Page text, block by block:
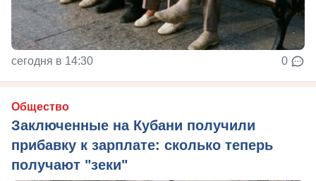
сегодня в 14:30 0
Общество
Заключенные на Кубани получили
прибавку к зарплате: сколько теперь
получают "зеки"